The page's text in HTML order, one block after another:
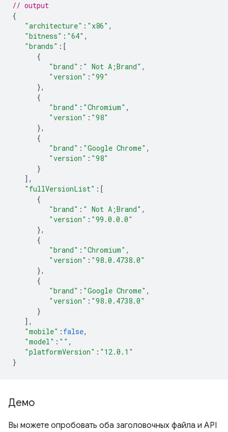
// output
{
"architecture" : "x86" ,
"bitness" : "64" ,
"brands" : [
{
"brand" : " Not A;Brand" ,
"version" : "99"
},
{
"brand" : "Chromium" ,
"version" : "98"
},
{
"brand" : "Google Chrome" ,
"version" : "98"
}
],
"fullVersionList" : [
{
"brand" : " Not A;Brand" ,
"version" : "99.0.0.0"
},
{
"brand" : "Chromium" ,
"version" : "98.0.4738.0"
},
{
"brand" : "Google Chrome" ,
"version" : "98.0.4738.0"
}
],
"mobile" : false,
"model" : "" ,
"platformVersion" : "12.0.1"
}
Демо
Вы можете опробовать оба заголовочных файла и API